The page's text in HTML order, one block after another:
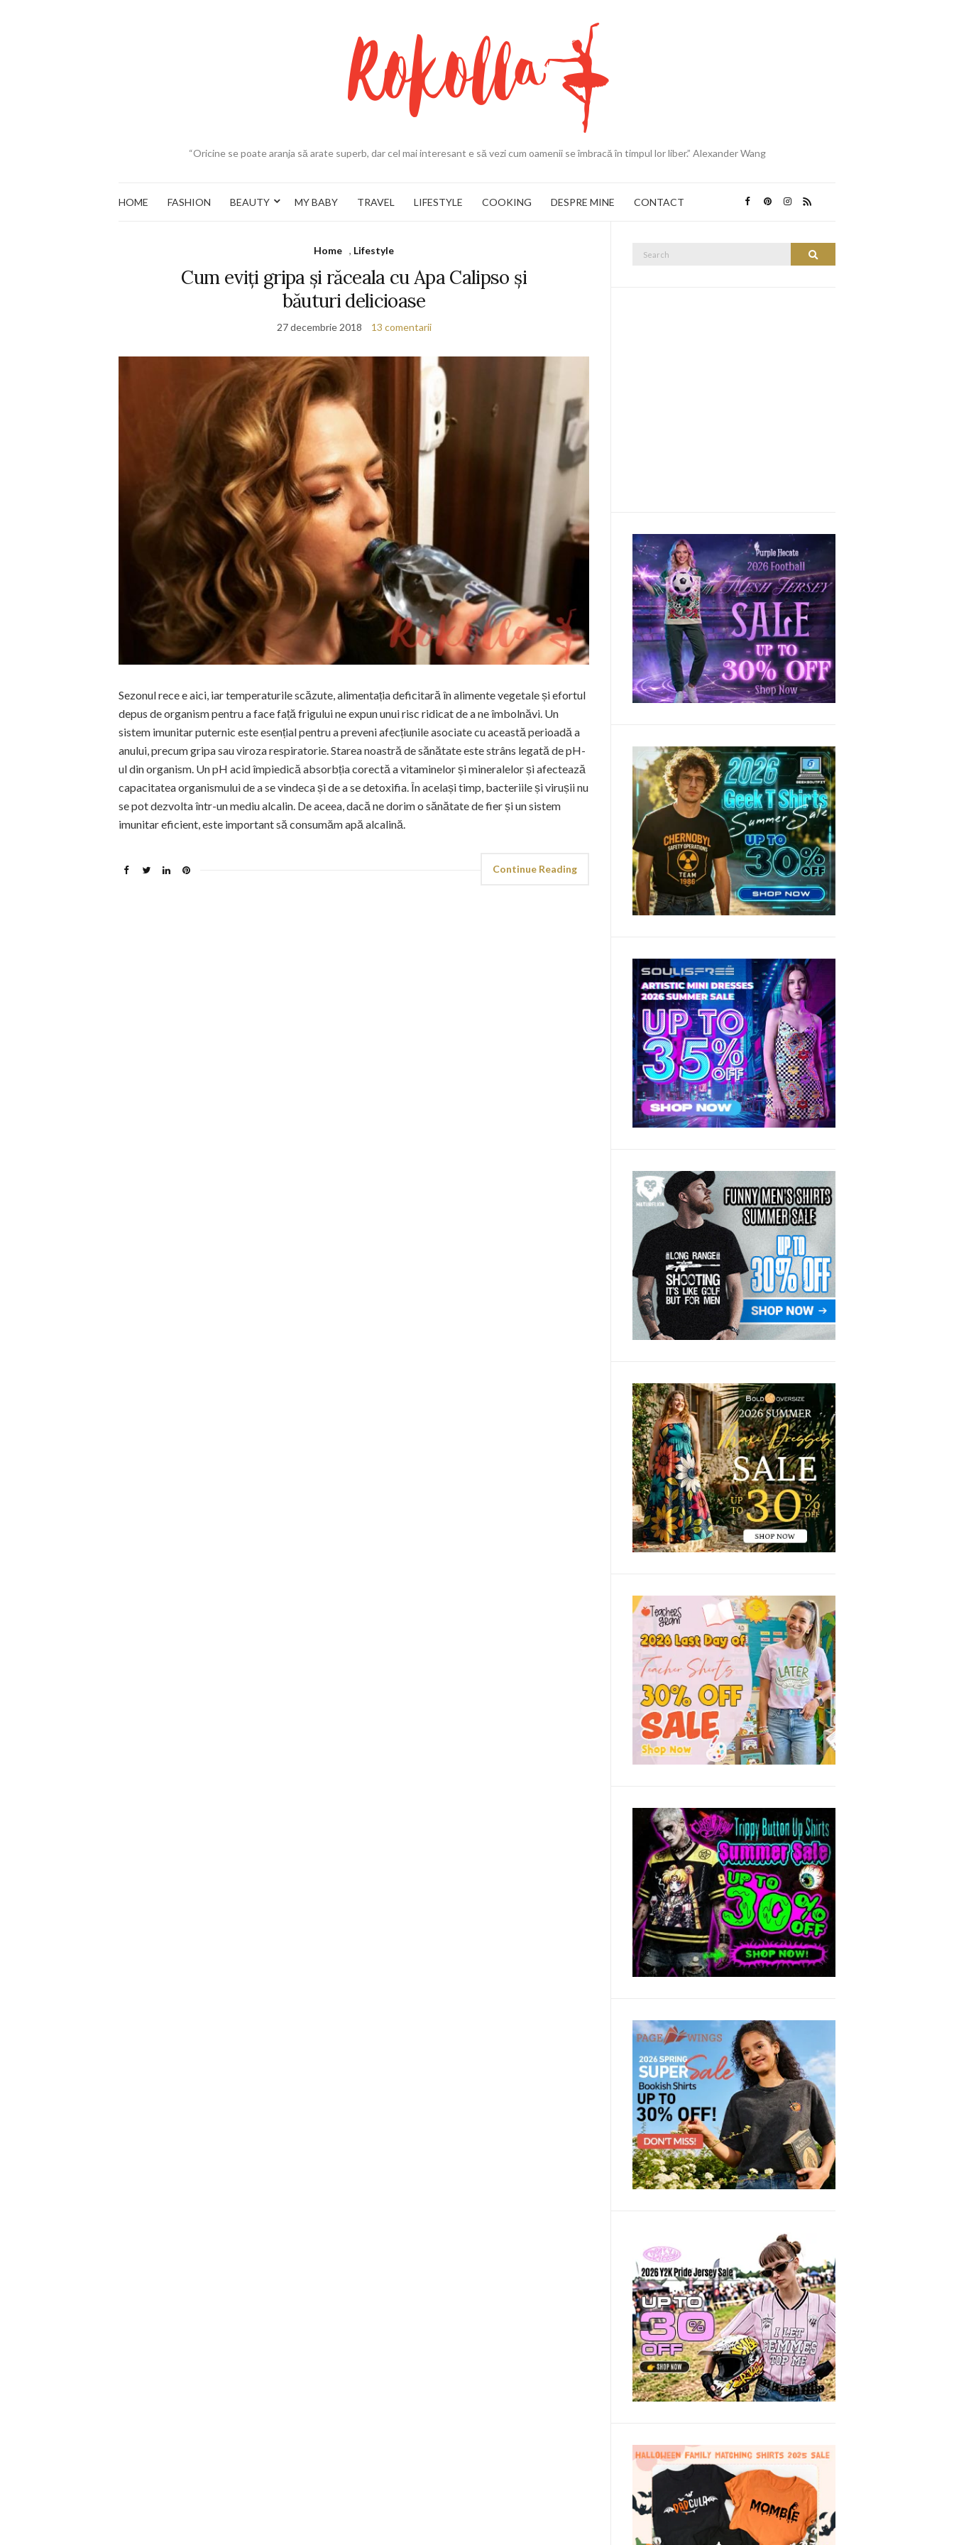
“Oricine se poate aranja să arate superb, dar cel mai interesant e să vezi cum oamenii se îmbracă în timpul lor liber.” Alexander Wang
HOME FASHION BEAUTY MY BABY TRAVEL LIFESTYLE COOKING DESPRE MINE CONTACT
Home , Lifestyle
Cum eviți gripa și răceala cu Apa Calipso și
băuturi delicioase
27 decembrie 2018 13 comentarii
Sezonul rece e aici, iar temperaturile scăzute, alimentația deficitară în alimente vegetale și efortul
depus de organism pentru a face față frigului ne expun unui risc ridicat de a ne îmbolnăvi. Un
sistem imunitar puternic este esențial pentru a preveni afecțiunile asociate cu această perioadă a
anului, precum gripa sau viroza respiratorie. Starea noastră de sănătate este strâns legată de pH-
ul din organism. Un pH acid împiedică absorbția corectă a vitaminelor și mineralelor și afectează
capacitatea organismului de a se vindeca și de a se detoxifia. În același timp, bacteriile și virușii nu
se pot dezvolta într-un mediu alcalin. De aceea, dacă ne dorim o sănătate de fier și un sistem
imunitar eficient, este important să consumăm apă alcalină.
Continue Reading
Search